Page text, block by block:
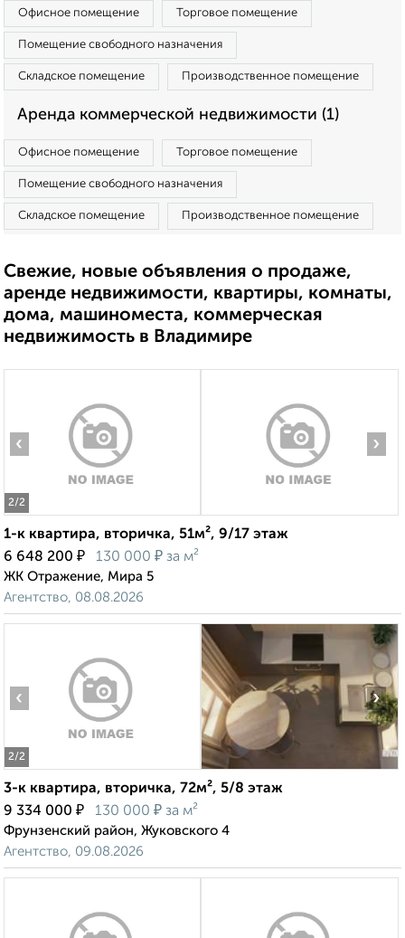
Офисное помещение Торговое помещение
Помещение свободного назначения
Складское помещение Производственное помещение
Аренда коммерческой недвижимости (1)
Офисное помещение Торговое помещение
Помещение свободного назначения
Складское помещение Производственное помещение
Свежие, новые объявления о продаже,
аренде недвижимости, квартиры, комнаты,
дома, машиноместа, коммерческая
недвижимость в Владимире
2/2
‹ ›
1-к квартира, вторичка, 51м², 9/17 этаж
6 648 200 ₽ 130 000 ₽ за м²
ЖК Отражение, Мира 5
Агентство, 08.08.2026
2/2
‹ ›
3-к квартира, вторичка, 72м², 5/8 этаж
9 334 000 ₽ 130 000 ₽ за м²
Фрунзенский район, Жуковского 4
Агентство, 09.08.2026